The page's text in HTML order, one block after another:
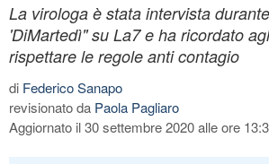
La virologa è stata intervista
'DiMartedì" su La7 e ha ricordato
rispettare le regole anti contagio
di Federico Sanapo
revisionato da Paola Pagliaro
Aggiornato il 30 settembre 2020 alle ore